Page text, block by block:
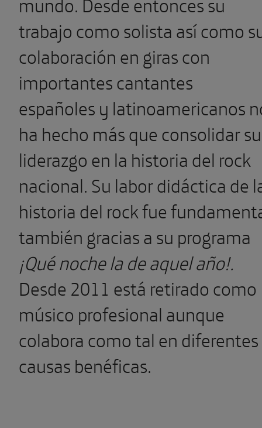
trabajo como solista así como
colaboración en giras con
importantes cantantes
españoles y latinoamericanos
ha hecho más que consolidar su
liderazgo en la historia del rock
nacional. Su labor didáctica de
historia del rock fue
también gracias a su programa
¡Qué noche la de aquel año!.
Desde 2011 está retirado como
músico profesional aunque
colabora como tal en diferentes
causas benéficas.